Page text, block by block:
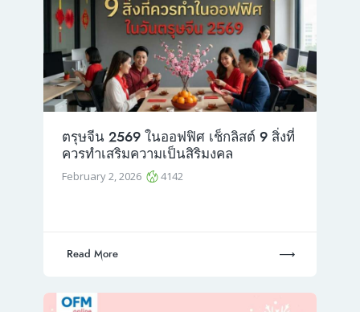
ตรุษจีน 2569 ในออฟฟิศ เช็กลิสต์ 9 สิ่งที่
ควรทำเสริมความเป็นสิริมงคล
February 2, 2026 4142
Read More